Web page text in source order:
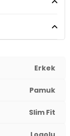
cm / Bel:
Erkek
Pamuk
Slim Fit